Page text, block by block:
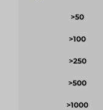
>50
>100
>250
>500
>1000